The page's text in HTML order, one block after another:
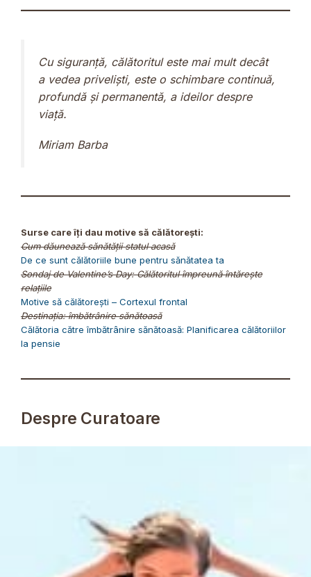
Cu siguranță, călătoritul este mai mult decât
a vedea priveliști, este o schimbare continuă,
profundă și permanentă, a ideilor despre
viață.
Miriam Barba
Surse care îți dau motive să călătorești:
Cum dăunează sănătății statul acasă
De ce sunt călătoriile bune pentru sănătatea ta
Sondaj de Valentine’s Day: Călătoritul împreună întărește
relațiile
Motive să călătorești – Cortexul frontal
Destinația: îmbătrânire sănătoasă
Călătoria către îmbătrânire sănătoasă: Planificarea călătoriilor
la pensie
Despre Curatoare